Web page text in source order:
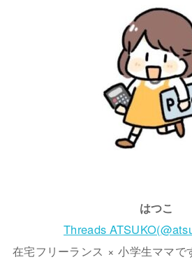
はつこ
Threads
在宅フリーランス × 小学生ママで